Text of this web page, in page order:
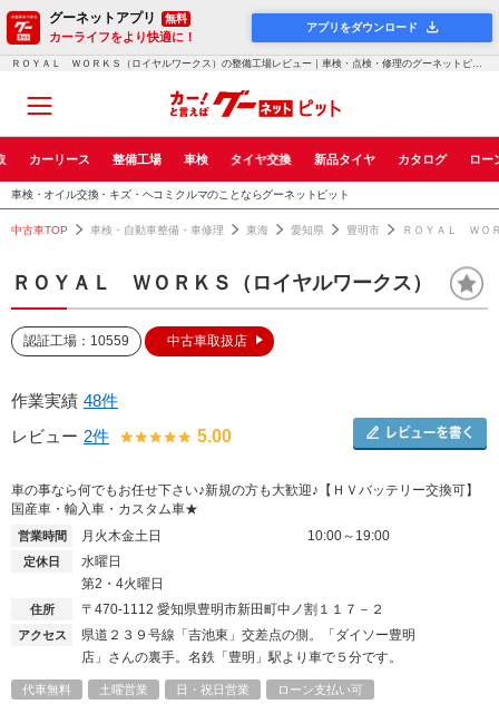
グーネットアプリ 無料
カーライフをより快適に！
アプリをダウンロード
ＲＯＹＡＬ ＷＯＲＫＳ（ロイヤルワークス）の整備工場レビュー｜車検・点検・修理のグーネットピット
カーリース 整備工場 車検 タイヤ交換 新品タイヤ カタログ ロー
車検・オイル交換・キズ・ヘコミクルマのことならグーネットピット
中古車TOP 車検・自動車整備・車修理 東海 愛知県 豊明市 ＲＯＹＡＬ ＷＯ
ＲＯＹＡＬ ＷＯＲＫＳ（ロイヤルワークス）
認証工場：10559 中古車取扱店
作業実績 48件
レビュー 2件 5.00
車の事なら何でもお任せ下さい♪新規の方も大歓迎♪【ＨＶバッテリー交換可】
国産車・輸入車・カスタム車★
営業時間 月火木金土日 10:00～19:00
定休日
水曜日
第2・4火曜日
住所 〒470-1112 愛知県豊明市新田町中ノ割１１７－２
アクセス
県道２３９号線「吉池東」交差点の側。「ダイソー豊明
店」さんの裏手。名鉄「豊明」駅より車で５分です。
代車無料 土曜営業 日・祝日営業
ローン支払い可